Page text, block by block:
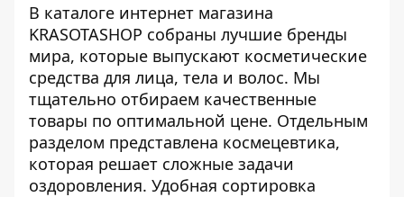
В каталоге интернет магазина
KRASOTASHOP собраны лучшие бренды
мира, которые выпускают косметические
средства для лица, тела и волос. Мы
тщательно отбираем качественные
товары по оптимальной цене. Отдельным
разделом представлена космецевтика,
которая решает сложные задачи
оздоровления. Удобная сортировка